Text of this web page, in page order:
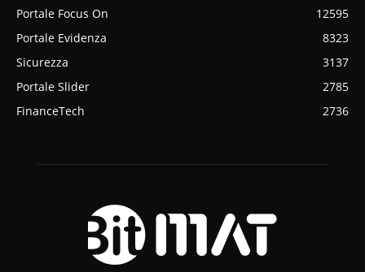
Portale Focus On
12595
Portale Evidenza
8323
Sicurezza
3137
Portale Slider
2785
FinanceTech
2736